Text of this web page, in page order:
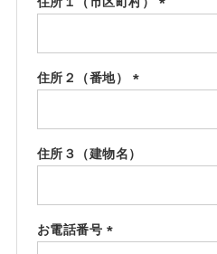
須)
住所２（番地）
須)
住所３（建物名）
お電話番号